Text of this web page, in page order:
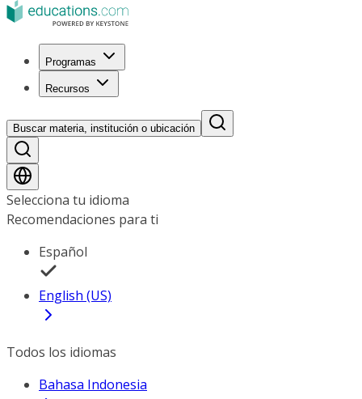
Programas
Recursos
Buscar materia, institución o ubicación
Selecciona tu idioma
Recomendaciones para ti
Español
English (US)
Todos los idiomas
Bahasa Indonesia